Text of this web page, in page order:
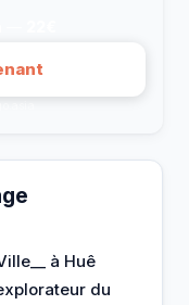
à Huê
du